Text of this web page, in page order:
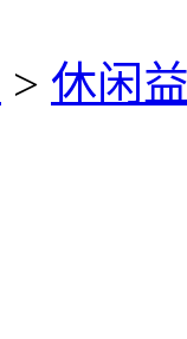
> 休闲